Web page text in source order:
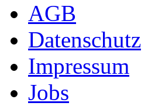
AGB
Datenschutz
Impressum
Jobs